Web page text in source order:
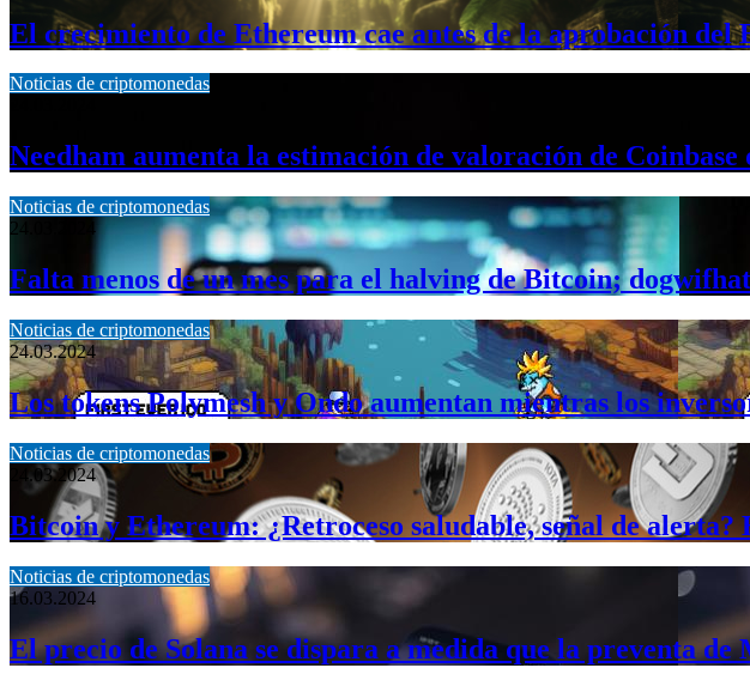
El crecimiento de Ethereum cae antes de la aprobación del
Noticias de criptomonedas
Needham aumenta la estimación de valoración de
Noticias de criptomonedas
24.03.2024
Falta menos de un mes para el halving de Bitcoin;
Noticias de criptomonedas
24.03.2024
Los tokens Polymesh y Ondo aumentan mientras los
Noticias de criptomonedas
24.03.2024
Bitcoin y Ethereum: ¿Retroceso saludable, señal de alerta?
Noticias de criptomonedas
16.03.2024
El precio de Solana se dispara a medida que la preventa